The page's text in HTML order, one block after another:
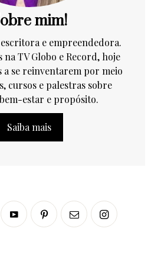
mim!
e empreendedora.
na TV Globo e Record, hoje
a se reinventarem por meio
cursos e palestras sobre
estar e propósito.
Saiba mais